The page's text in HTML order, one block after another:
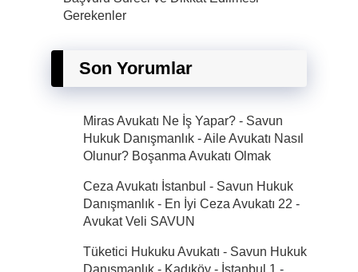
Gerekenler
Son Yorumlar
Miras Avukatı Ne İş Yapar? - Savun
Hukuk Danışmanlık -Aile Avukatı Nasıl
Olunur? Boşanma Avukatı Olmak
Ceza Avukatı İstanbul - Savun Hukuk
Danışmanlık - En İyi Ceza Avukatı 22 -
Avukat Veli SAVUN
Tüketici Hukuku Avukatı - Savun Hukuk
Danışmanlık - Kadıköy - İstanbul 1 -